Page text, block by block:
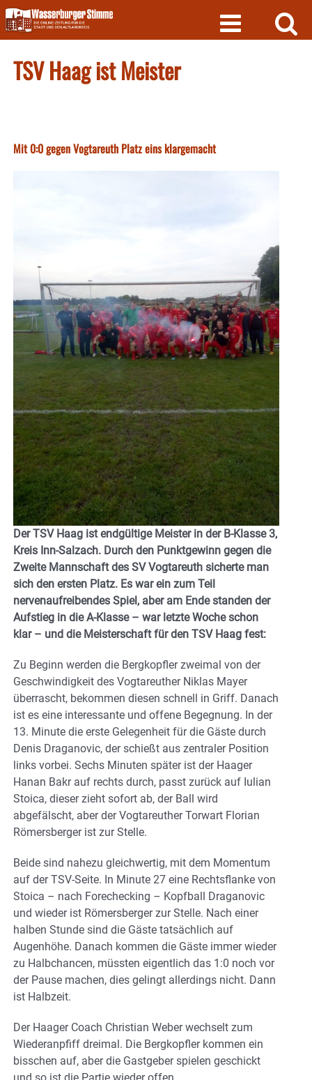
Skip
to
content
TSV Haag ist Meister
Mit 0:0 gegen Vogtareuth Platz eins klargemacht
Der TSV Haag ist endgültige Meister in der B-Klasse 3,
Kreis Inn-Salzach. Durch den Punktgewinn gegen die
Zweite Mannschaft des SV Vogtareuth sicherte man
sich den ersten Platz. Es war ein zum Teil
nervenaufreibendes Spiel, aber am Ende standen der
Aufstieg in die A-Klasse – war letzte Woche schon
klar – und die Meisterschaft für den TSV Haag fest:
Zu Beginn werden die Bergkopfler zweimal von der
Geschwindigkeit des Vogtareuther Niklas Mayer
überrascht, bekommen diesen schnell in Griff. Danach
ist es eine interessante und offene Begegnung. In der
13. Minute die erste Gelegenheit für die Gäste durch
Denis Draganovic, der schießt aus zentraler Position
links vorbei. Sechs Minuten später ist der Haager
Hanan Bakr auf rechts durch, passt zurück auf Iulian
Stoica, dieser zieht sofort ab, der Ball wird
abgefälscht, aber der Vogtareuther Torwart Florian
Römersberger ist zur Stelle.
Beide sind nahezu gleichwertig, mit dem Momentum
auf der TSV-Seite. In Minute 27 eine Rechtsflanke von
Stoica – nach Forechecking – Kopfball Draganovic
und wieder ist Römersberger zur Stelle. Nach einer
halben Stunde sind die Gäste tatsächlich auf
Augenhöhe. Danach kommen die Gäste immer wieder
zu Halbchancen, müssten eigentlich das 1:0 noch vor
der Pause machen, dies gelingt allerdings nicht. Dann
ist Halbzeit.
Der Haager Coach Christian Weber wechselt zum
Wiederanpfiff dreimal. Die Bergkopfler kommen ein
bisschen auf, aber die Gastgeber spielen geschickt